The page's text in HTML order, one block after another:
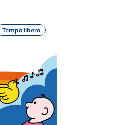
Tempo libero